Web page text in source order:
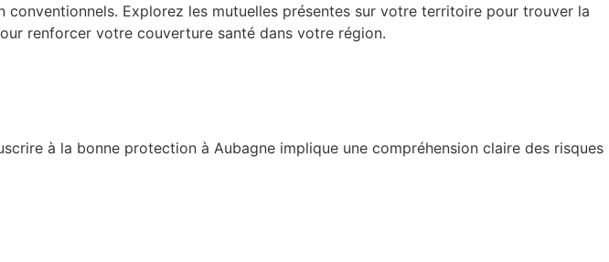
conventionnels. Explorez les mutuelles présentes sur votre territoire pour trouver la
renforcer votre couverture santé dans votre région.
à la bonne protection à Aubagne implique une compréhension claire des risques